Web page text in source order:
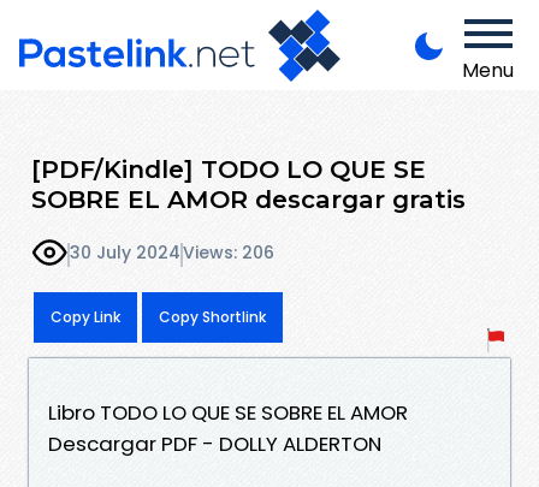
Menu
[PDF/Kindle] TODO LO QUE SE
SOBRE EL AMOR descargar gratis
30 July 2024Views: 206
Copy Link Copy Shortlink
Libro TODO LO QUE SE SOBRE EL AMOR
Descargar PDF - DOLLY ALDERTON